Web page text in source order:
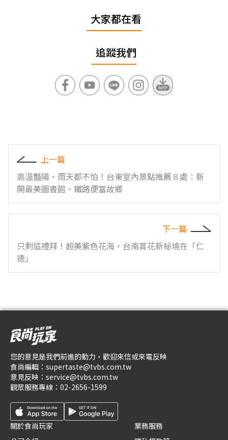
大家都在看
追蹤我們
上一篇
高溫豔陽、雨天都不怕！台東室內景點推薦８處：新
開最美圖書館、鐵路便當故鄉
下一篇
只剩這禮拜！超美紫色花海，台南賞花新祕境在「仁
德」
您的意見是我們前進的動力，歡迎來信或來電反映
食尚編輯： supertaste@tvbs.com.tw
意見反映： service@tvbs.com.tw
觀眾服務專線： 02-2656-1599
關於食尚玩家
業務服務